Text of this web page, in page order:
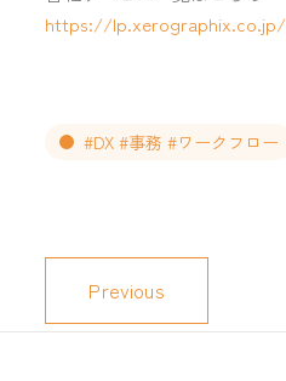
https://lp.xerographix.co.jp/
#DX #事務 #ワークフロー
Previous